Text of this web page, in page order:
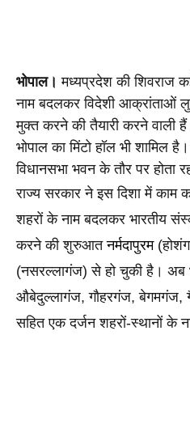
भोपाल। मध्यप्रदेश की शिवराज
नाम बदलकर विदेशी आक्रांताओं
मुक्त करने की तैयारी करने वाली
भोपाल का मिंटो हॉल भी
विधानसभा भवन के तौर पर होता
राज्य सरकार ने इस दिशा में काम
शहरों के नाम बदलकर भारतीय
करने की शुरुआत नर्मदापुरम
(नसरल्लागंज) से हो चुकी है। अब
औबेदुल्लागंज, गौहरगंज, बेगमगंज,
सहित एक दर्जन शहरों-स्थानों के